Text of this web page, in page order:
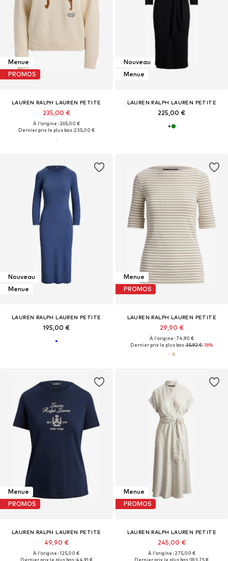
Menue
PROMOS
LAUREN RALPH LAUREN PETITE
235,00 €
À l'origine : 265,00 €
Dernier prix le plus bas :235,00 €
Nouveau
Menue
LAUREN RALPH LAUREN PETITE
225,00 €
Nouveau
Menue
LAUREN RALPH LAUREN PETITE
195,00 €
Menue
PROMOS
LAUREN RALPH LAUREN PETITE
29,90 €
À l'origine : 74,90 €
Dernier prix le plus bas :35,92 €-16%
Menue
PROMOS
LAUREN RALPH LAUREN PETITE
49,90 €
À l'origine : 125,00 €
Dernier prix le plus bas :44,91 €
Menue
PROMOS
LAUREN RALPH LAUREN PETITE
245,00 €
À l'origine : 275,00 €
Dernier prix le plus bas :183,75 €